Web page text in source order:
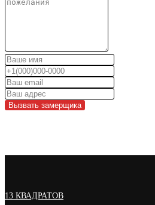
Вызвать замерщика
13 КВАДРАТОВ